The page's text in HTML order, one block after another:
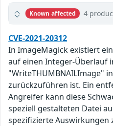
Known affected 4
CVE-2021-20312
In ImageMagick existiert
auf einen Integer-Überlauf
"WriteTHUMBNAILImage"
zurückzuführen ist. Ein
Angreifer kann diese
speziell gestalteten Datei
spezifizierte Auswirkungen